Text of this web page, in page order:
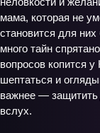
мама, которая не
становится для
много тайн
вопросов копится
шептаться и
важнее — защитить
вслух.